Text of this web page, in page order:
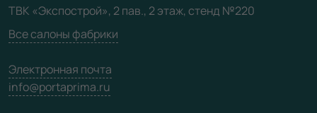
Карта сайта
ТВК «Экспострой», 2 пав., 2 этаж, стенд №220
Все салоны фабрики
Электронная почта
info@portaprima.ru